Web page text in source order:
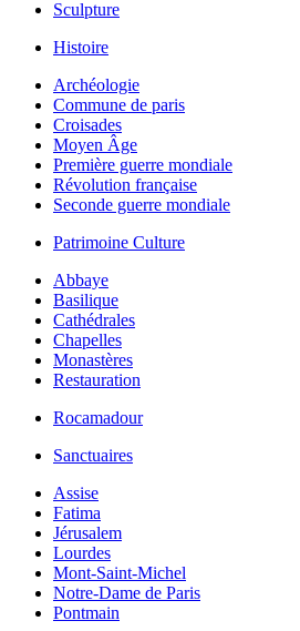
Sculpture
Histoire
Archéologie
Commune de paris
Croisades
Moyen Âge
Première guerre mondiale
Révolution française
Seconde guerre mondiale
Patrimoine Culture
Abbaye
Basilique
Cathédrales
Chapelles
Monastères
Restauration
Rocamadour
Sanctuaires
Assise
Fatima
Jérusalem
Lourdes
Mont-Saint-Michel
Notre-Dame de Paris
Pontmain